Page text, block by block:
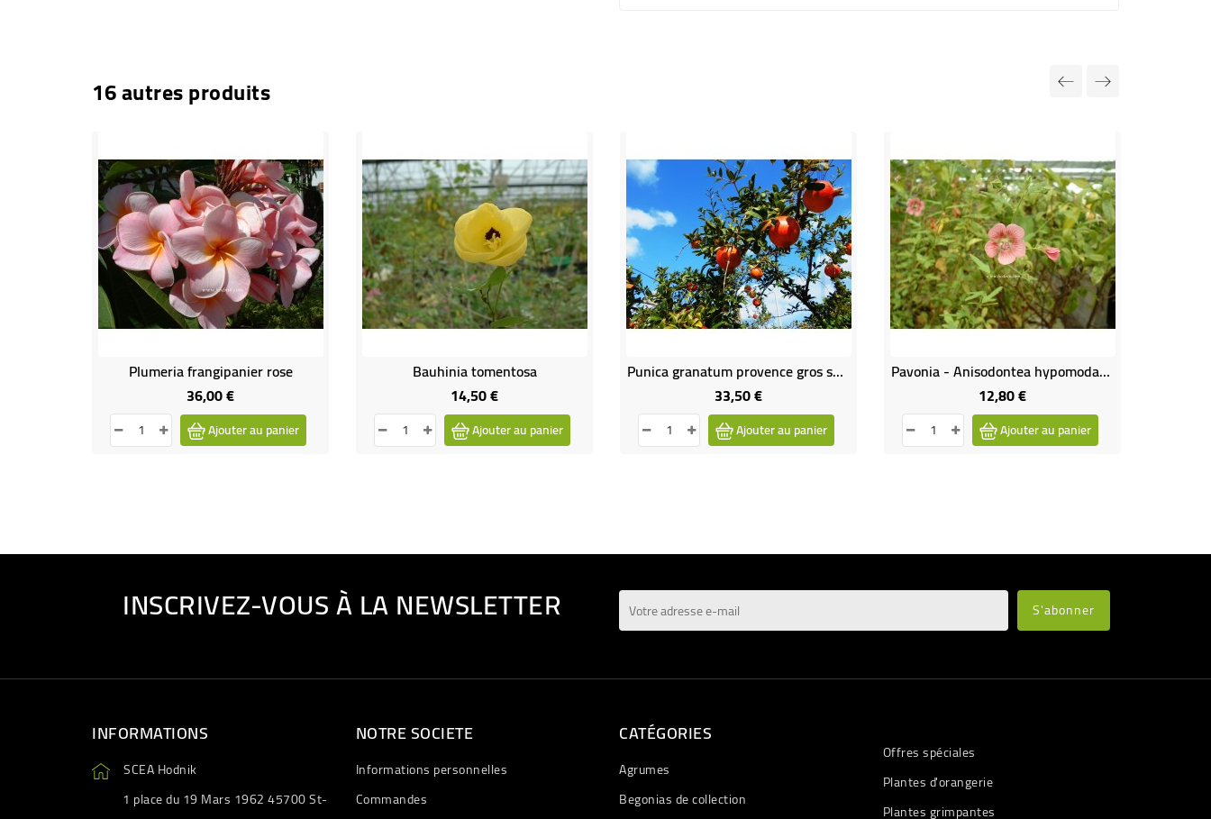
16 autres produits
Plumeria frangipanier rose
36,00 €Prix
Ajouter au panier
Bauhinia tomentosa
14,50 €Prix
Ajouter au panier
Punica granatum provence gros sujet
33,50 €Prix
Ajouter au panier
Pavonia - Anisodontea hypomodarum
12,80 €Prix
Ajouter au panier
INSCRIVEZ-VOUS À LA NEWSLETTER
INFORMATIONS
SCEA Hodnik
1 place du 19 Mars 1962 45700 St-
NOTRE SOCIETE
Informations personnelles
Commandes
CATÉGORIES
Agrumes
Begonias de collection
Offres spéciales
Plantes d'orangerie
Plantes grimpantes